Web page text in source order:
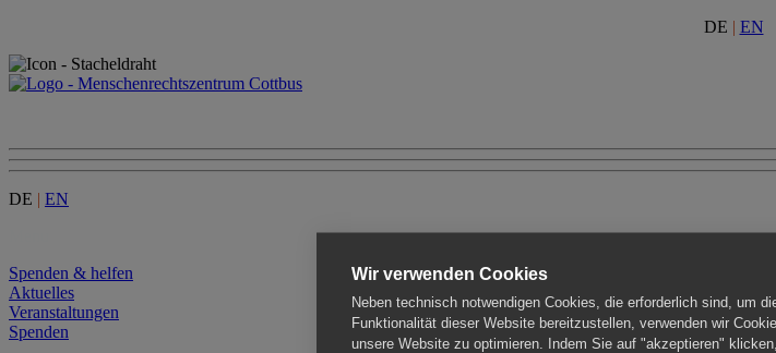
DE | EN
DE | EN
Spenden & helfen
Aktuelles
Veranstaltungen
Spenden
Wir verwenden Cookies
Neben technisch notwendigen Cookies, die erforderlich sind, um
Funktionalität dieser Website bereitzustellen, verwenden wir
unsere Website zu optimieren. Indem Sie auf "akzeptieren"